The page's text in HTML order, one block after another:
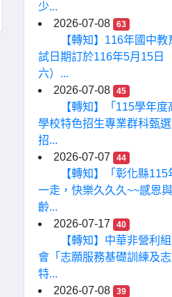
少...
2026-07-08
63
【轉知】116年國中教
試日期訂於116年5月15日
六）...
2026-07-08
45
【轉知】「115學年度
學校特色招生專業群科甄
招...
2026-07-07
44
【轉知】「彰化縣115
一走，快樂久久久~~感恩
齡...
2026-07-17
40
【轉知】中華非營利
會「志願服務基礎訓練及
特...
2026-07-08
39